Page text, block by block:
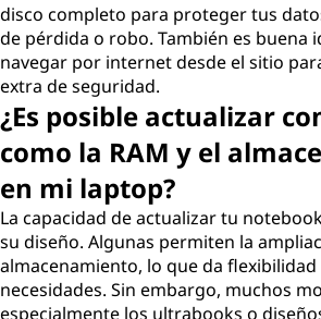
disco completo para proteger tus
de pérdida o robo. También es buena
navegar por internet desde el sitio
extra de seguridad.
¿Es posible actualizar
como la RAM y el
en mi laptop?
La capacidad de actualizar tu
su diseño. Algunas permiten la
almacenamiento, lo que da
necesidades. Sin embargo, muchos
especialmente los ultrabooks o